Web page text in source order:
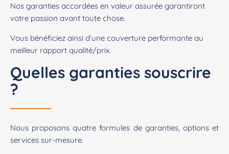
Nos garanties accordées en valeur assurée garantiront
votre passion avant toute chose.
Vous bénéficiez ainsi d’une couverture performante au
meilleur rapport qualité/prix.
Quelles garanties souscrire
?
Nous proposons quatre formules de garanties, options et
services sur-mesure.